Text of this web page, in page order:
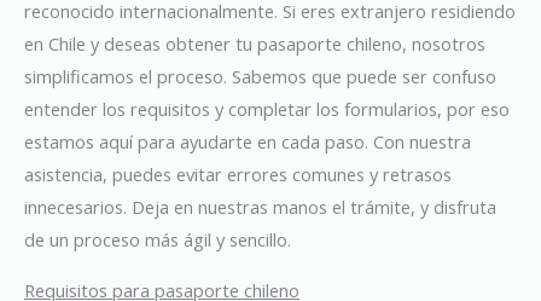
reconocido internacionalmente. Si eres extranjero residiendo
en Chile y deseas obtener tu pasaporte chileno, nosotros
simplificamos el proceso. Sabemos que puede ser confuso
entender los requisitos y completar los formularios, por eso
estamos aquí para ayudarte en cada paso. Con nuestra
asistencia, puedes evitar errores comunes y retrasos
innecesarios. Deja en nuestras manos el trámite, y disfruta
de un proceso más ágil y sencillo.
Requisitos para pasaporte chileno